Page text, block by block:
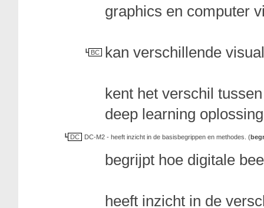
BC
graphics en computer
kan verschillende
kent het verschil
deep learning
DC DC-M2 - heeft inzicht in de basisbegrippen en methodes. (
begrijpt hoe digitale
heeft inzicht in de